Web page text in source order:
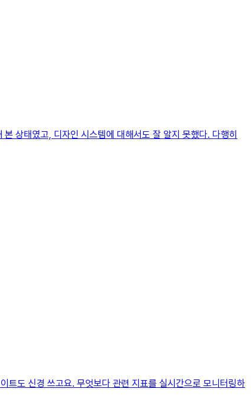
상태였고, 디자인 시스템에 대해서도 잘 알지 못했다. 다행히
트도 신경 쓰고요. 무엇보다 관련 지표를 실시간으로 모니터링하